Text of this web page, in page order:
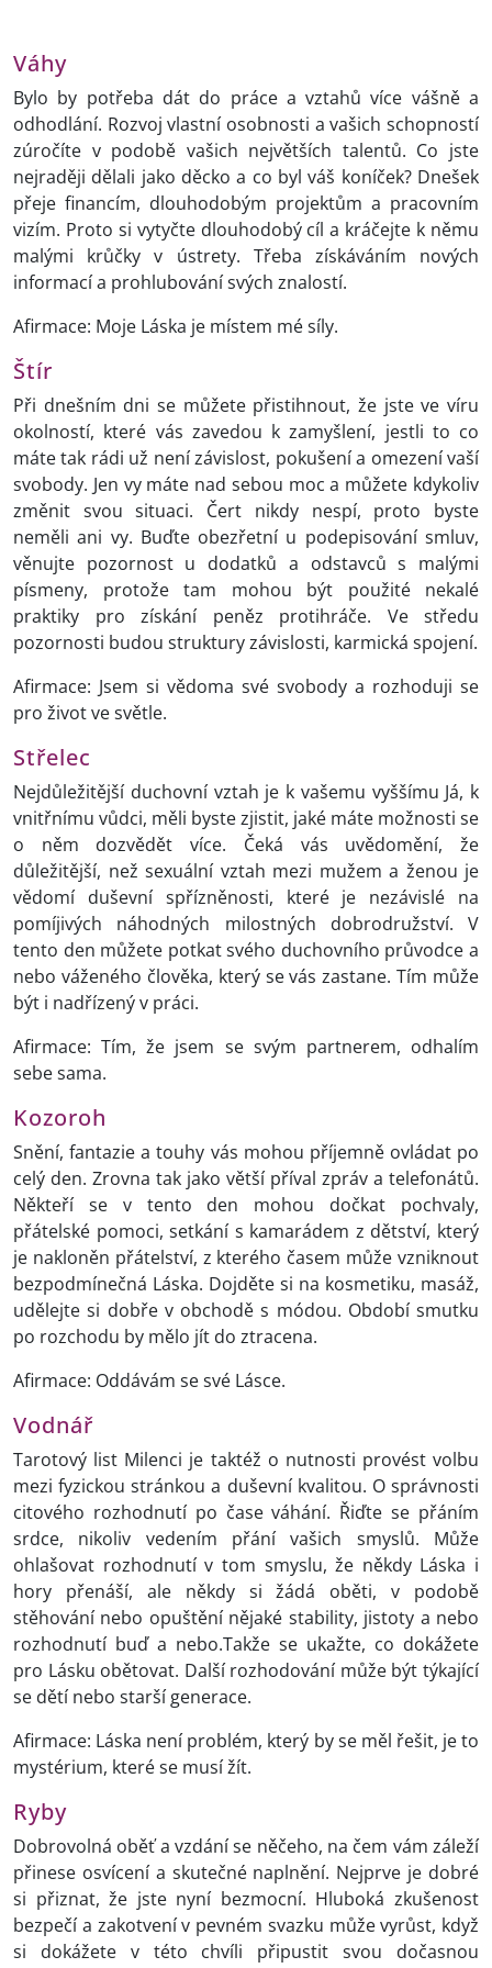
Váhy
Bylo by potřeba dát do práce a vztahů více vášně a
odhodlání. Rozvoj vlastní osobnosti a vašich schopností
zúročíte v podobě vašich největších talentů. Co jste
nejraději dělali jako děcko a co byl váš koníček? Dnešek
přeje financím, dlouhodobým projektům a pracovním
vizím. Proto si vytyčte dlouhodobý cíl a kráčejte k němu
malými krůčky v ústrety. Třeba získáváním nových
informací a prohlubování svých znalostí.
Afirmace: Moje Láska je místem mé síly.
Štír
Při dnešním dni se můžete přistihnout, že jste ve víru
okolností, které vás zavedou k zamyšlení, jestli to co
máte tak rádi už není závislost, pokušení a omezení vaší
svobody. Jen vy máte nad sebou moc a můžete kdykoliv
změnit svou situaci. Čert nikdy nespí, proto byste
neměli ani vy. Buďte obezřetní u podepisování smluv,
věnujte pozornost u dodatků a odstavců s malými
písmeny, protože tam mohou být použité nekalé
praktiky pro získání peněz protihráče. Ve středu
pozornosti budou struktury závislosti, karmická spojení.
Afirmace: Jsem si vědoma své svobody a rozhoduji se
pro život ve světle.
Střelec
Nejdůležitější duchovní vztah je k vašemu vyššímu Já, k
vnitřnímu vůdci, měli byste zjistit, jaké máte možnosti se
o něm dozvědět více. Čeká vás uvědomění, že
důležitější, než sexuální vztah mezi mužem a ženou je
vědomí duševní spřízněnosti, které je nezávislé na
pomíjivých náhodných milostných dobrodružství. V
tento den můžete potkat svého duchovního průvodce a
nebo váženého člověka, který se vás zastane. Tím může
být i nadřízený v práci.
Afirmace: Tím, že jsem se svým partnerem, odhalím
sebe sama.
Kozoroh
Snění, fantazie a touhy vás mohou příjemně ovládat po
celý den. Zrovna tak jako větší příval zpráv a telefonátů.
Někteří se v tento den mohou dočkat pochvaly,
přátelské pomoci, setkání s kamarádem z dětství, který
je nakloněn přátelství, z kterého časem může vzniknout
bezpodmínečná Láska. Dojděte si na kosmetiku, masáž,
udělejte si dobře v obchodě s módou. Období smutku
po rozchodu by mělo jít do ztracena.
Afirmace: Oddávám se své Lásce.
Vodnář
Tarotový list Milenci je taktéž o nutnosti provést volbu
mezi fyzickou stránkou a duševní kvalitou. O správnosti
citového rozhodnutí po čase váhání. Řiďte se přáním
srdce, nikoliv vedením přání vašich smyslů. Může
ohlašovat rozhodnutí v tom smyslu, že někdy Láska i
hory přenáší, ale někdy si žádá oběti, v podobě
stěhování nebo opuštění nějaké stability, jistoty a nebo
rozhodnutí buď a nebo.Takže se ukažte, co dokážete
pro Lásku obětovat. Další rozhodování může být týkající
se dětí nebo starší generace.
Afirmace: Láska není problém, který by se měl řešit, je to
mystérium, které se musí žít.
Ryby
Dobrovolná oběť a vzdání se něčeho, na čem vám záleží
přinese osvícení a skutečné naplnění. Nejprve je dobré
si přiznat, že jste nyní bezmocní. Hluboká zkušenost
bezpečí a zakotvení v pevném svazku může vyrůst, když
si dokážete v této chvíli připustit svou dočasnou